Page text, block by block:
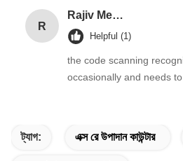
R
Rajiv Menon
Helpful (1)
the code scanning
occasionally and needs
ট্যাগ: এক্স রে উপাদান কাউন্টার